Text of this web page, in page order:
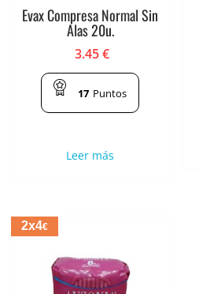
Evax Compresa Normal Sin
Alas 20u.
3.45€
17 Puntos
Leer más
2x4€